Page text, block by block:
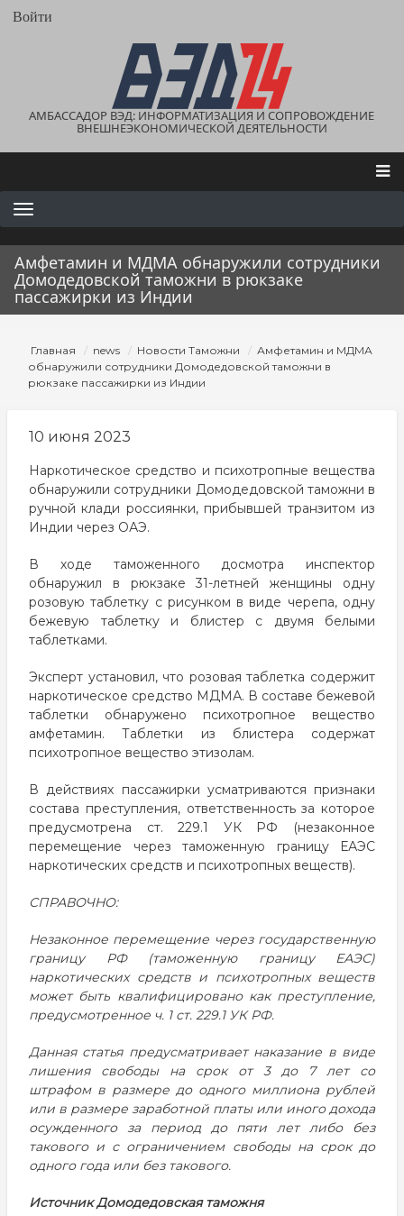
Перейти
User
Войти
АМБАССАДОР ВЭД: ИНФОРМАТИЗАЦИЯ И СОПРОВОЖДЕНИЕ
ВНЕШНЕЭКОНОМИЧЕСКОЙ ДЕЯТЕЛЬНОСТИ
Main
navigation
Амфетамин и МДМА обнаружили сотрудники
Домодедовской таможни в рюкзаке
пассажирки из Индии
Строка
навигации
Главная news Новости Таможни
Амфетамин и МДМА
обнаружили сотрудники Домодедовской таможни в
рюкзаке пассажирки из Индии
10 июня 2023
Наркотическое средство и психотропные вещества
обнаружили сотрудники Домодедовской таможни в
ручной клади россиянки, прибывшей транзитом из
Индии через ОАЭ.
В ходе таможенного досмотра инспектор
обнаружил в рюкзаке 31-летней женщины одну
розовую таблетку с рисунком в виде черепа, одну
бежевую таблетку и блистер с двумя белыми
таблетками.
Эксперт установил, что розовая таблетка содержит
наркотическое средство МДМА. В составе бежевой
таблетки обнаружено психотропное вещество
амфетамин. Таблетки из блистера содержат
психотропное вещество этизолам.
В действиях пассажирки усматриваются признаки
состава преступления, ответственность за которое
предусмотрена ст. 229.1 УК РФ (незаконное
перемещение через таможенную границу ЕАЭС
наркотических средств и психотропных веществ).
СПРАВОЧНО:
Незаконное перемещение через государственную
границу РФ (таможенную границу ЕАЭС)
наркотических средств и психотропных веществ
может быть квалифицировано как преступление,
предусмотренное ч. 1 ст. 229.1 УК РФ.
Данная статья предусматривает наказание в виде
лишения свободы на срок от 3 до 7 лет со
штрафом в размере до одного миллиона рублей
или в размере заработной платы или иного дохода
осужденного за период до пяти лет либо без
такового и с ограничением свободы на срок до
одного года или без такового.
ИсточникДомодедовская таможня